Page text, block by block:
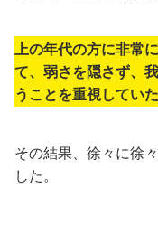
上の年代の方に非常
て、弱さを隠さず、
うことを重視してい
その結果、徐々に徐
した。